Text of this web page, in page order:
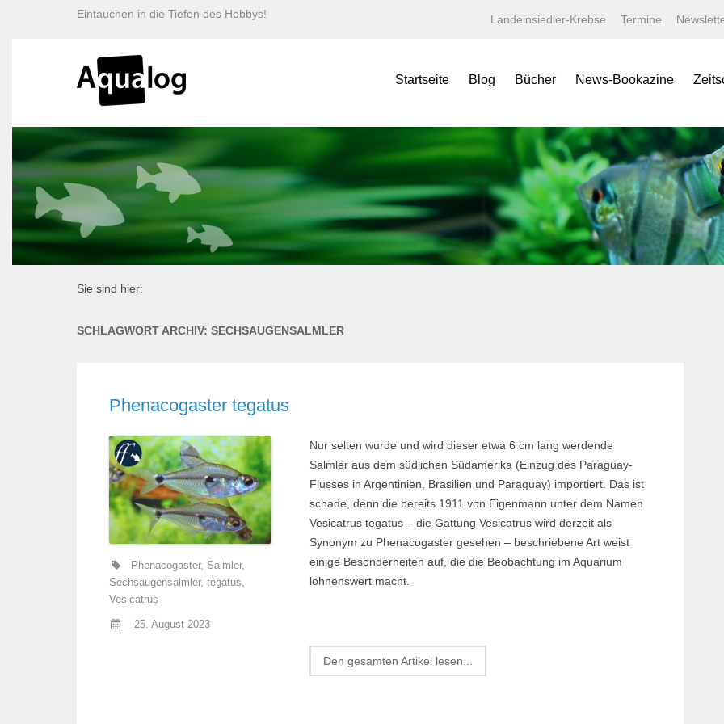
Eintauchen in die Tiefen des Hobbys! Landeinsiedler-Krebse Termine
Startseite Blog Bücher
Lexika
Specials
Minis
Jahrbücher
Terralog
Faltposter
News-Bookazine
Bildergalerien
Wissenschaftliche Texte
Linksammlung
Kaufen bei tierverliebt! Bugs
Datz
Sie sind hier:
SCHLAGWORT ARCHIV: SECHSAUGENSALMLER
Phenacogaster tegatus
Phenacogaster, Salmler,
Sechsaugensalmler, tegatus,
Vesicatrus
25. August 2023
Nur selten wurde und wird dieser etwa 6 cm lang werdende
Salmler aus dem südlichen Südamerika (Einzug des Paraguay-
Flusses in Argentinien, Brasilien und Paraguay) importiert. Das ist
schade, denn die bereits 1911 von Eigenmann unter dem Namen
Vesicatrus tegatus – die Gattung Vesicatrus wird derzeit als
Synonym zu Phenacogaster gesehen – beschriebene Art weist
einige Besonderheiten auf, die die Beobachtung im Aquarium
lohnenswert macht.
Den gesamten Artikel lesen...